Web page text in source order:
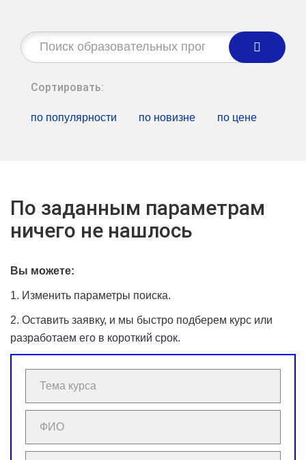
Строка
поиска:
Сортировать:
по популярности по новизне по цене
По заданным параметрам
ничего не нашлось
Вы можете:
1. Изменить параметры поиска.
2. Оставить заявку, и мы быстро подберем курс или
разработаем его в короткий срок.